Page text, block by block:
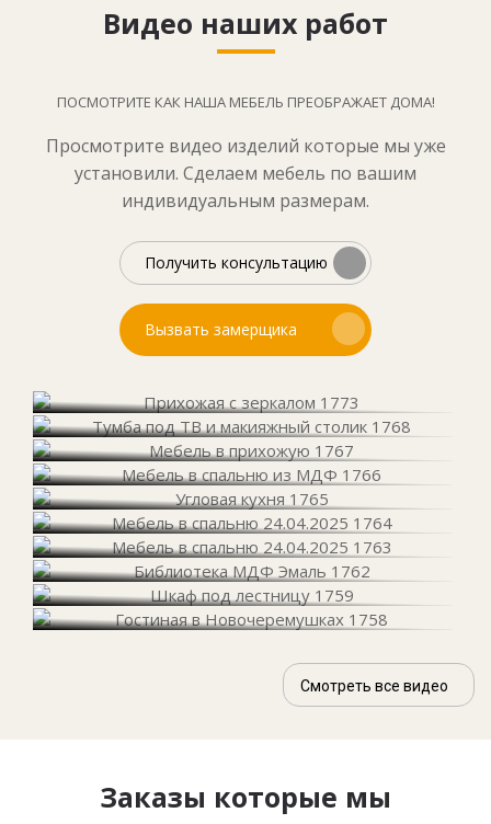
Видео наших работ
ПОСМОТРИТЕ КАК НАША МЕБЕЛЬ ПРЕОБРАЖАЕТ ДОМА!
Просмотрите видео изделий которые мы уже
установили. Сделаем мебель по вашим
индивидуальным размерам.
Получить консультацию
Вызвать замерщика
Смотреть все видео
Заказы которые мы